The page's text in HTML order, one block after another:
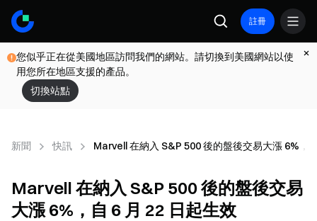
註冊
您似乎正在從美國地區訪問我們的網站。請切換到美國網站以使
用您所在地區支援的產品。
切換站點
新聞 快訊 Marvell 在納入 S&P 500 後的盤後交易大漲 6%，
Marvell 在納入 S&P 500 後的盤後交易
大漲 6%，自 6 月 22 日起生效